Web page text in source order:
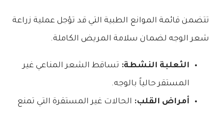
تتضمن قائمة الموانع الطبية التي قد تؤجل عملية زراعة
شعر الوجه لضمان سلامة المريض الكاملة.
الثعلبة النشطة: تساقط الشعر المناعي غير
المستقر حالياً بالوجه.
أمراض القلب: الحالات غير المستقرة التي تمنع